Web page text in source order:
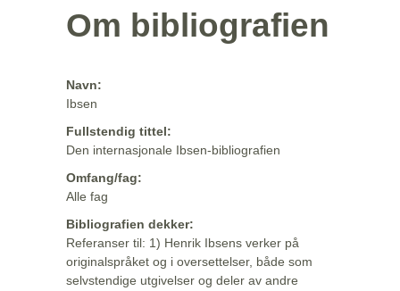
Om bibliografien
Navn:
Ibsen
Fullstendig tittel:
Den internasjonale Ibsen-bibliografien
Omfang/fag:
Alle fag
Bibliografien dekker:
Referanser til: 1) Henrik Ibsens verker på
originalspråket og i oversettelser, både som
selvstendige utgivelser og deler av andre